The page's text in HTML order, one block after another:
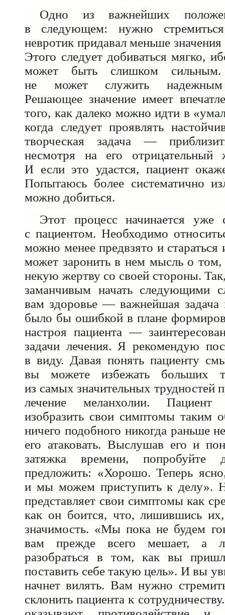
Одно из важнейших
в следующем: нужно
невротик придавал меньше
Этого следует добиваться мягко,
может быть слишком сильным.
не может служить надежным
Решающее значение имеет
того, как далеко можно идти в
когда следует проявлять
творческая задача —
несмотря на его отрицательный
И если это удастся, пациент
Попытаюсь более систематично
можно добиться.
Этот процесс начинается уже
с пациентом. Необходимо
можно менее предвзято и стараться
может заронить в нем мысль о
некую жертву со своей стороны.
заманчивым начать следующими
вам здоровье — важнейшая
было бы ошибкой в плане
настроя пациента —
задачи лечения. Я рекомендую
в виду. Давая понять пациенту
вы можете избежать больших
из самых значительных трудностей
лечение меланхолии. Пациент
изобразить свои симптомы таким
ничего подобного никогда раньше
его атаковать. Выслушав его и
затяжка времени, попробуйте
предложить: «Хорошо. Теперь
и мы можем приступить к делу».
представляет свои симптомы как
как он боится, что, лишившись
значимость. «Мы пока не будем
вам прежде всего мешает, а
разобраться в том, как вы
поставить себе такую цель». И вы
начнет вилять. Вам нужно
склонить пациента к